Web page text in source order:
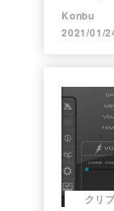
Konbu
2021/01/
クリ